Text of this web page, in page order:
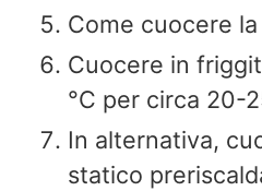
Come cuocere
Cuocere in
°C per circa 20-
In alternativa,
statico